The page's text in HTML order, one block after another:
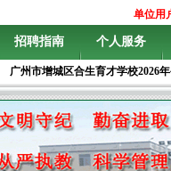
单位用
招聘指南 个人服务
广州市增城区合生育才学校2026年